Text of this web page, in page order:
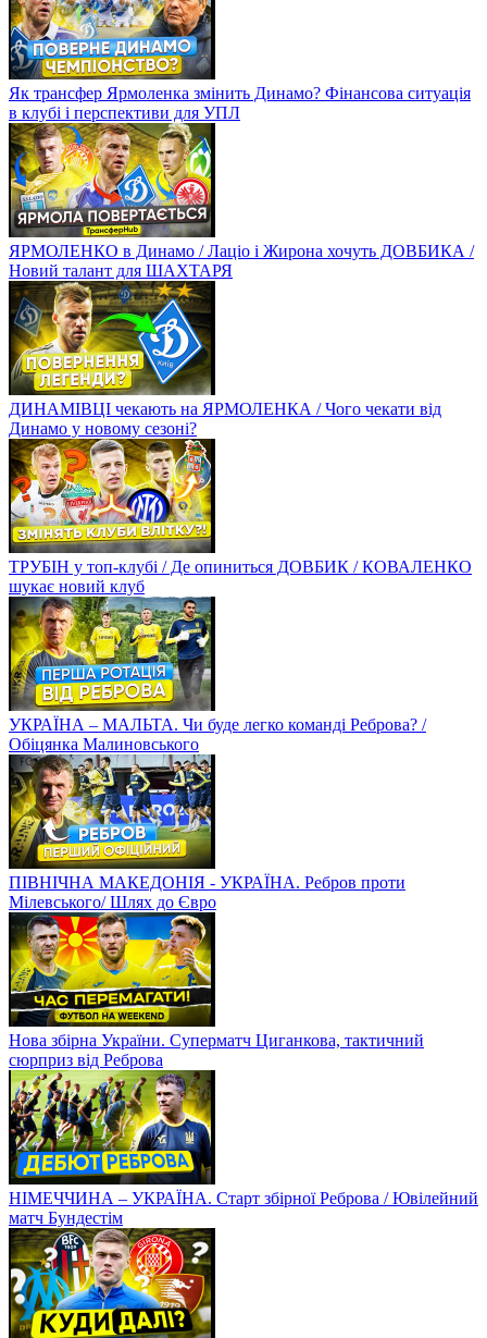
Як трансфер Ярмоленка змінить Динамо? Фінансова ситуація
в клубі і перспективи для УПЛ
ЯРМОЛЕНКО в Динамо / Лаціо і Жирона хочуть ДОВБИКА /
Новий талант для ШАХТАРЯ
ДИНАМІВЦІ чекають на ЯРМОЛЕНКА / Чого чекати від
Динамо у новому сезоні?
ТРУБІН у топ-клубі / Де опиниться ДОВБИК / КОВАЛЕНКО
шукає новий клуб
УКРАЇНА – МАЛЬТА. Чи буде легко команді Реброва? /
Обіцянка Малиновського
ПІВНІЧНА МАКЕДОНІЯ - УКРАЇНА. Ребров проти
Мілевського/ Шлях до Євро
Нова збірна України. Суперматч Циганкова, тактичний
сюрприз від Реброва
НІМЕЧЧИНА – УКРАЇНА. Старт збірної Реброва / Ювілейний
матч Бундестім